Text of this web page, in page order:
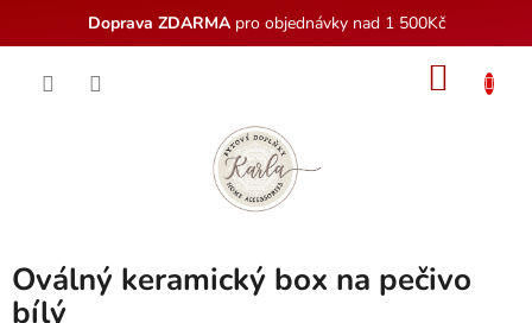
Doprava ZDARMApro objednávky nad 1 500Kč
Oválný keramický box na pečivo
bílý